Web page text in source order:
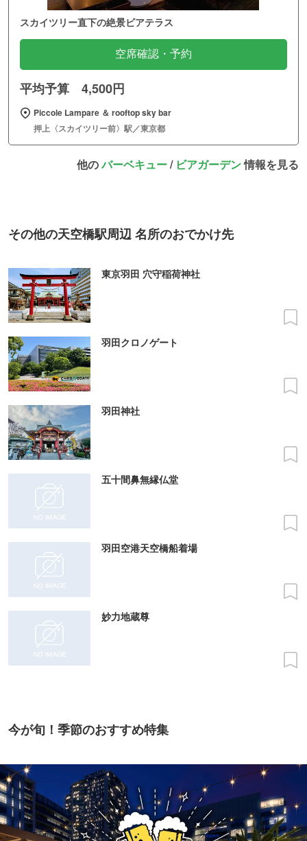
スカイツリー直下の絶景ビアテラス
空席確認・予約
平均予算 4,500円
Piccole Lampare ＆ rooftop sky bar
押上〈スカイツリー前〉駅／東京都
他のバーベキュー/ ビアガーデン情報を見る
その他の天空橋駅周辺 名所のおでかけ先
東京羽田 穴守稲荷神社
羽田クロノゲート
羽田神社
五十間鼻無縁仏堂
羽田空港天空橋船着場
妙力地蔵尊
今が旬！季節のおすすめ特集